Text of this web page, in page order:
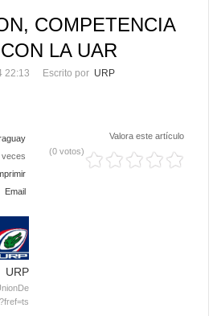
COMPETENCIA
LA UAR
22:13 Escrito por URP
veces
Email
Valora este artículo
(0 votos)
URP